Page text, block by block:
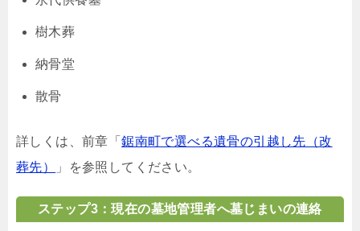
樹木葬
納骨堂
散骨
詳しくは、前章「鋸南町で選べる遺骨の引越し先（改
葬先）
」を参照してください。
ステップ3：現在の墓地管理者へ墓じまいの連絡